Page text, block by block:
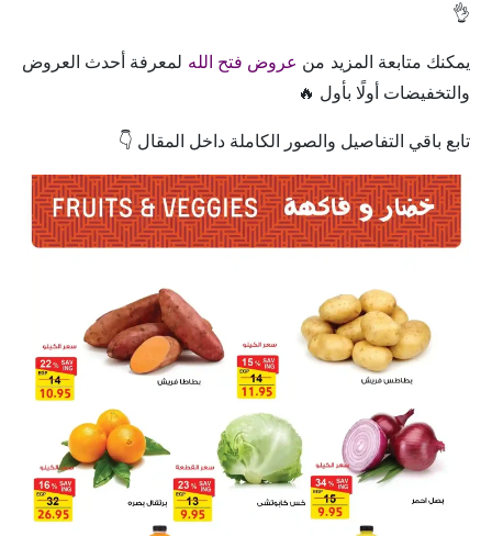
👌
يمكنك متابعة المزيد من عروض فتح الله لمعرفة أحدث العروض
والتخفيضات أولًا بأول 🔥
تابع باقي التفاصيل والصور الكاملة داخل المقال 👇